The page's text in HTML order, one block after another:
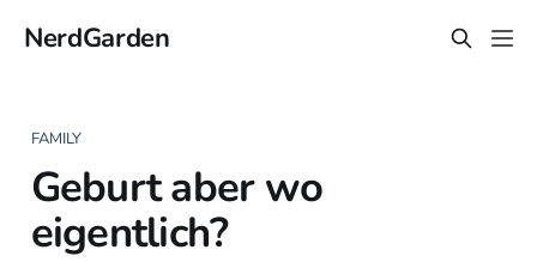
NerdGarden
FAMILY
Geburt aber wo
eigentlich?